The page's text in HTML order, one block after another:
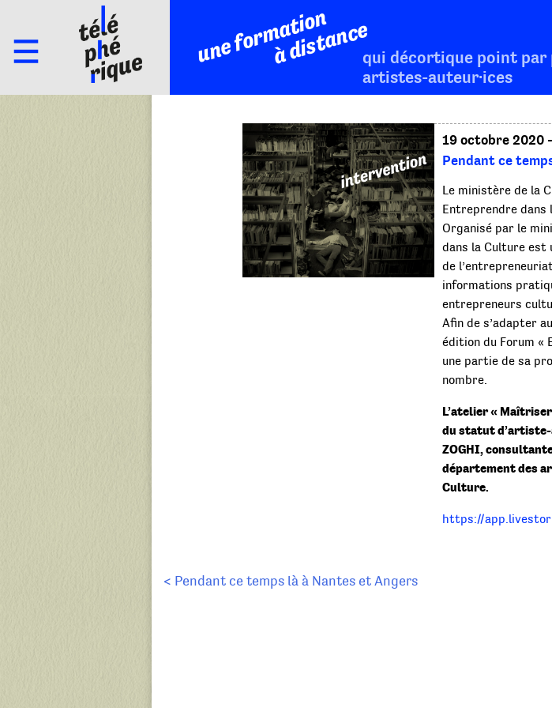
une formation
à distancequi décortique point
artistes-auteur·ices
19 octobre 2020
Pendant ce
Le ministère de la
Entreprendre dans
Organisé par le
dans la Culture est
de
informations
entrepreneurs
Afin de s’adapter
édition du Forum «
une partie de sa
nombre.
L’atelier «
du statut d’artiste-
ZOGHI,
département des
Culture.
https://
Navigation
< Pendant ce temps là à Nantes et Angers